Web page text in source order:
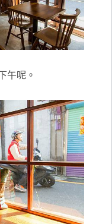
午呢。